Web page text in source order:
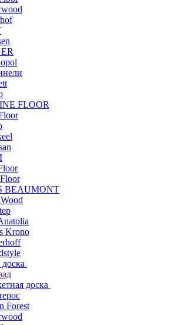
FLOOR
BEAUMONT
Krono
доска
Forest